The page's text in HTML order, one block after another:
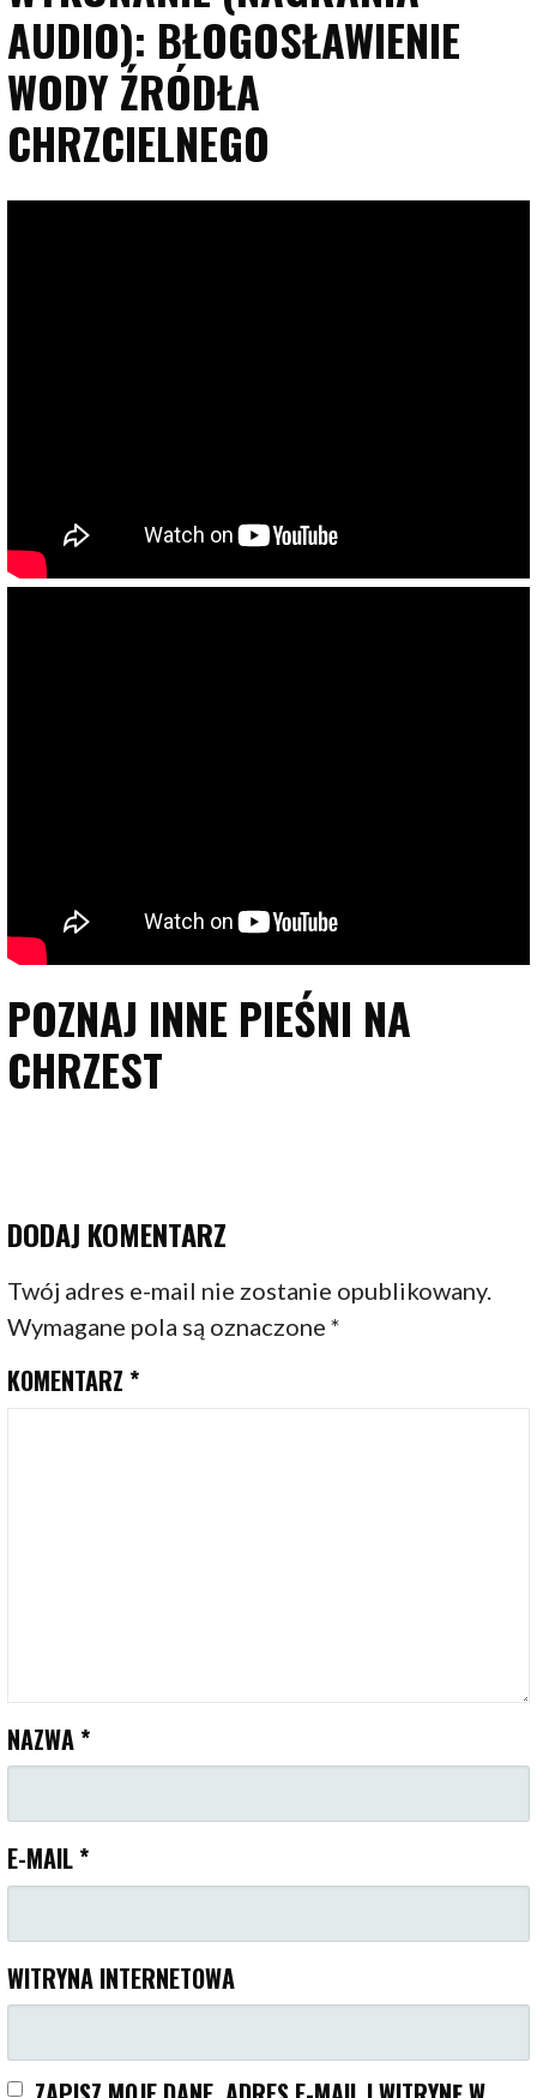
AUDIO): BŁOGOSŁAWIENIE
WODY ŹRÓDŁA
CHRZCIELNEGO
POZNAJ INNE PIEŚNI NA
CHRZEST
DODAJ KOMENTARZ
Twój adres e-mail nie zostanie opublikowany.
Wymagane pola są oznaczone*
KOMENTARZ *
NAZWA *
E-MAIL *
WITRYNA INTERNETOWA